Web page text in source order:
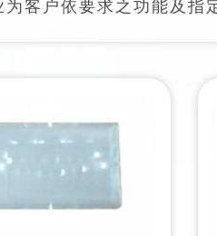
为客户依要求之功能及指